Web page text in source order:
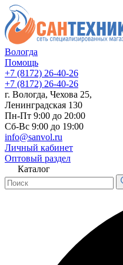
Вологда
Помощь
+7 (8172) 26-40-26
+7 (8172) 26-40-26
г. Вологда, Чехова 25,
Ленинградская 130
Пн-Пт 9:00 до 20:00
Сб-Вс 9:00 до 19:00
info@sanvol.ru
Личный кабинет
Оптовый раздел
Каталог